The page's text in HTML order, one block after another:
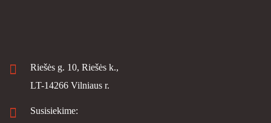
Riešės g. 10, Riešės k.,
LT-14266 Vilniaus r.
Susisiekime: